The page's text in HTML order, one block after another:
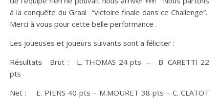
à la conquête du Graal “victoire finale dans ce Challenge”.
Merci à vous pour cette belle performance .
Les joueuses et joueurs suivants sont a féliciter :
Résultats Brut : L. THOMAS 24 pts – B. CARETTI 22
pts
Net : E. PIENS 40 pts – M.MOURET 38 pts – C. CLATOT